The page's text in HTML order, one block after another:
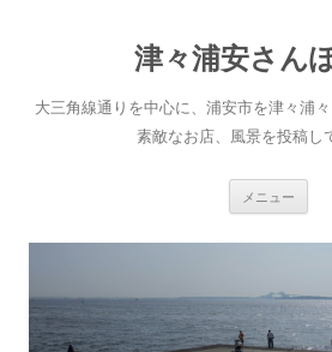
津々浦安さん
大三角線通りを中心に、浦安市を津々浦
素敵なお店、風景を投稿し
メニュー
ン
キ
ッ
プ